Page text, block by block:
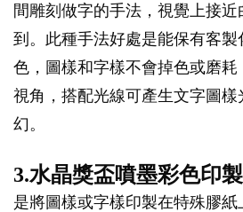
間雕刻做字的手法，視覺上接
到。此種手法好處是能保有客
色，圖樣和字樣不會掉色或磨耗
視角，搭配光線可產生文字圖樣
幻。
3.水晶獎盃噴墨彩色印
是將圖樣或字樣印製在特殊膠